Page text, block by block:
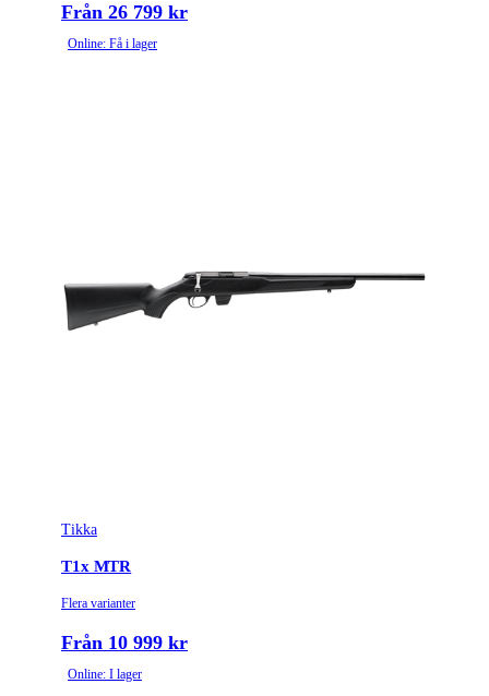
Från 26 799 kr
Online: Få i lager
Tikka
T1x MTR
Flera varianter
Från 10 999 kr
Online: I lager